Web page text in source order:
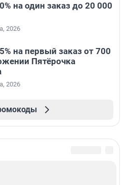
на один заказ до 20 000
2026
на первый заказ от 700
Пятёрочка
2026